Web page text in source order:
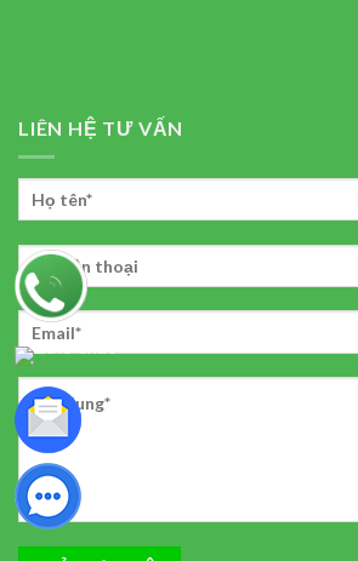
LIÊN HỆ TƯ VẤN